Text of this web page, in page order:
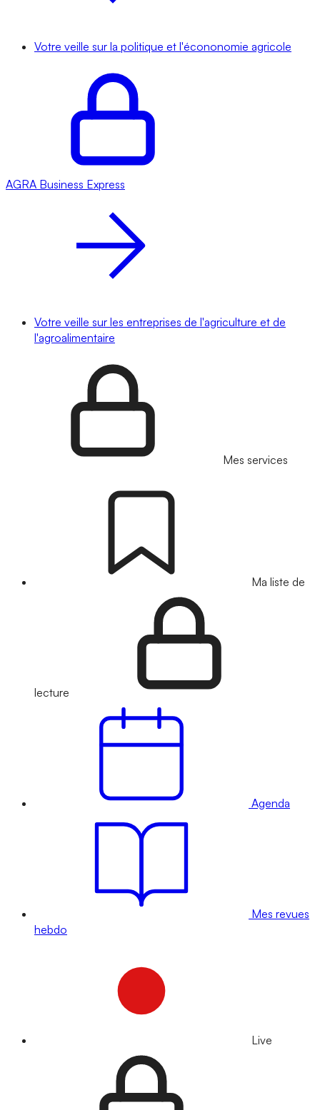
Votre veille sur la politique et l'écononomie agricole
AGRA Business Express
Votre veille sur les entreprises de l'agriculture et de
l'agroalimentaire
Mes services
Ma liste de
lecture
Agenda
Mes revues
hebdo
Live